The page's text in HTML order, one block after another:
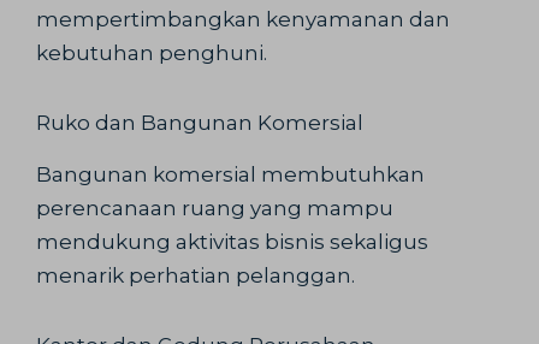
mempertimbangkan kenyamanan dan
kebutuhan penghuni.
Ruko dan Bangunan Komersial
Bangunan komersial membutuhkan
perencanaan ruang yang mampu
mendukung aktivitas bisnis sekaligus
menarik perhatian pelanggan.